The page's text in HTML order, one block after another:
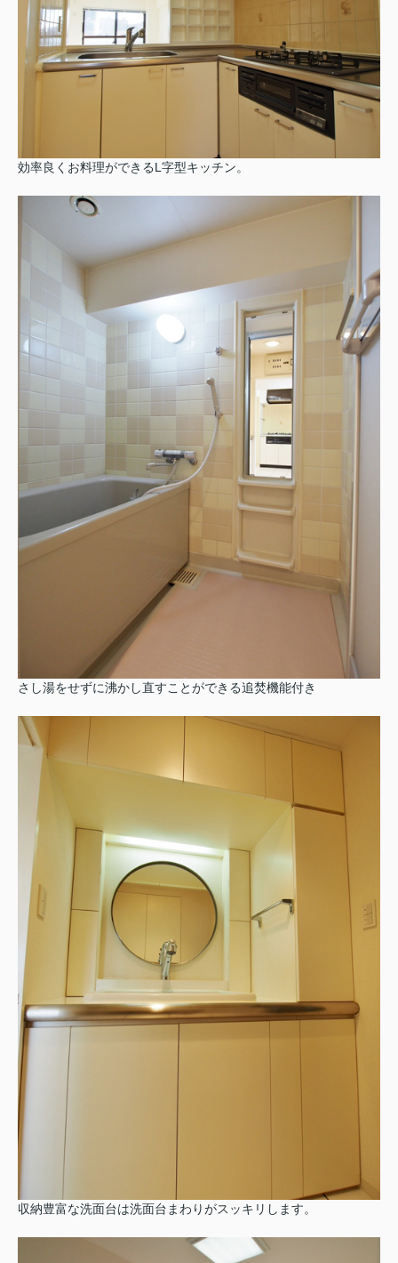
効率良くお料理ができるL字型キッチン。
さし湯をせずに沸かし直すことができる追焚機能付き
収納豊富な洗面台は洗面台まわりがスッキリします。